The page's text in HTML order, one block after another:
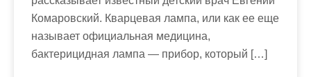
Комаровский. Кварцевая лампа, или как ее еще
называет официальная медицина,
бактерицидная лампа — прибор, который […]